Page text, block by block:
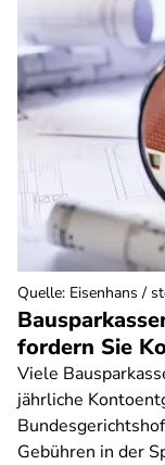
fordern Sie
Viele
jährliche
Gebühren in der
Quelle: Eisenhans /